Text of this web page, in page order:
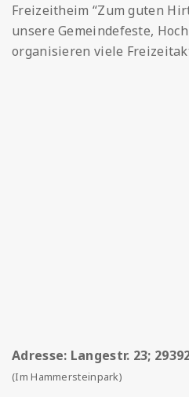
Freizeitheim “Zum guten
unsere Gemeindefeste,
organisieren viele
Adresse: Langestr. 23;
(Im Hammersteinpark)